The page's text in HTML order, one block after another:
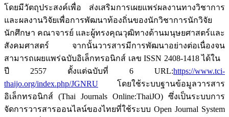
โดยมีวัตถุประสงค์เพื่อ ส่งเสริมการเผยแพร่ผลงานทางวิชาการ
และผลงานวิจัยเพื่อการพัฒนาท้องถิ่นของนักวิชาการนักวิจัย
นักศึกษา คณาจารย์ และผู้ทรงคุณวุฒิทางด้านมนุษยศาสตร์และ
สังคมศาสตร์ จากนั้นวารสารมีการพัฒนาอย่างต่อเนื่องจน
สามารถเผยแพร่ฉบับอิเล็กทรอนิกส์ เลข ISSN 2408-1418 ได้ใน
ปี 2557 ตั้งแต่ฉบับที่ 6 URL:https://www.tci-
thaijo.org/index.php/JGNRU โดยใช้ระบบฐานข้อมูลวารสาร
อิเล็กทรอนิกส์ (Thai Journals Online:ThaiJO) ซึ่งเป็นระบบการ
จัดการวารสารออนไลน์ของไทยที่ใช้ระบบ Open Journal System